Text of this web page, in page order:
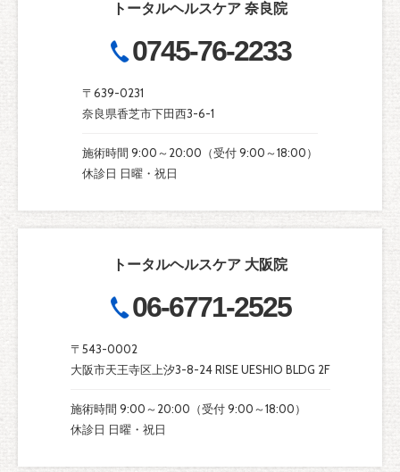
トータルヘルスケア 奈良院
0745-76-2233
〒639-0231
奈良県香芝市下田西3-6-1
施術時間 9:00～20:00（受付 9:00～18:00）
休診日 日曜・祝日
トータルヘルスケア 大阪院
06-6771-2525
〒543-0002
大阪市天王寺区上汐3-8-24 RISE UESHIO BLDG 2F
施術時間 9:00～20:00（受付 9:00～18:00）
休診日 日曜・祝日